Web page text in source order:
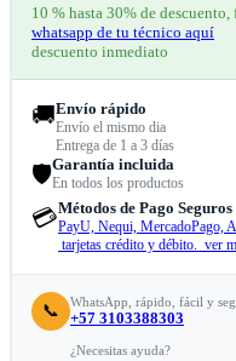
10 % hasta 30% de
whatsapp de tu técnico aquí
descuento inmediato
🚚Envío rápido
Envío el mismo dia
Entrega de 1 a 3 días
🛡️Garantía incluida
En todos los productos
💳Métodos de Pago Seguros
PayU, Nequi, MercadoPago,
tarjetas crédito y débito. ver
📞 WhatsApp, rápido, fácil y
+57 3103388303
¿Necesitas ayuda?